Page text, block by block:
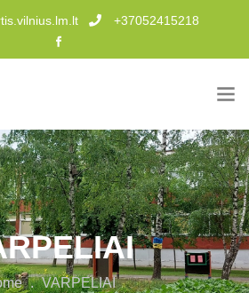
+37052415218
. VARPELIAI